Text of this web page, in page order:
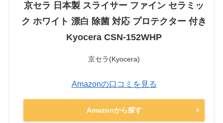
京セラ 日本製 スライサー ファイン セラミッ
ク ホワイト 漂白 除菌 対応 プロテクター 付き
Kyocera CSN-152WHP
京セラ(Kyocera)
Amazonの口コミを見る
Amazonから探す